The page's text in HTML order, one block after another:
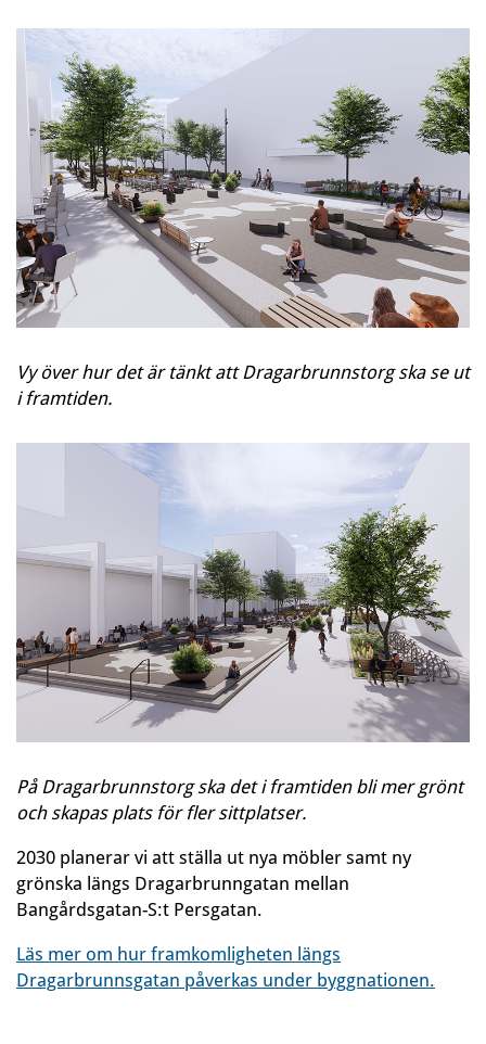
Vy över hur det är tänkt att Dragarbrunnstorg ska se ut
i framtiden.
På Dragarbrunnstorg ska det i framtiden bli mer grönt
och skapas plats för fler sittplatser.
2030 planerar vi att ställa ut nya möbler samt ny
grönska längs Dragarbrunngatan mellan
Bangårdsgatan-S:t Persgatan.
Läs mer om hur framkomligheten längs
Dragarbrunnsgatan påverkas under byggnationen.